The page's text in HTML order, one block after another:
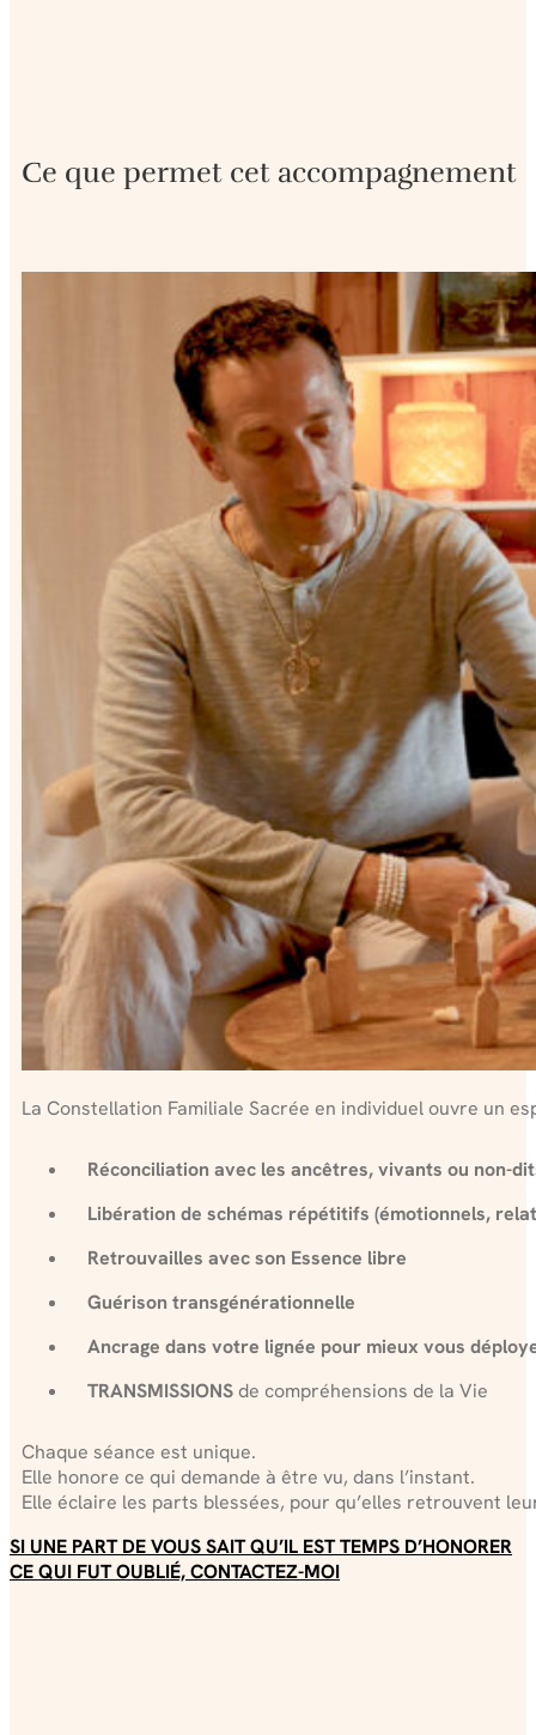
Ce que permet cet accompagnement
La Constellation Familiale Sacrée en individuel ouvre un
Réconciliation avec les ancêtres, vivants ou non-
Libération de schémas répétitifs (émotionnels,
Retrouvailles avec son Essence libre
Guérison transgénérationnelle
Ancrage dans votre lignée pour mieux vous
TRANSMISSIONSde compréhensions de la Vie
Chaque séance est unique.
Elle honore ce qui demande à être vu, dans l’instant.
Elle éclaire les parts blessées, pour qu’elles retrouvent
SI UNE PART DE VOUS SAIT QU’IL EST TEMPS D’HONORER
CE QUI FUT OUBLIÉ, CONTACTEZ-MOI